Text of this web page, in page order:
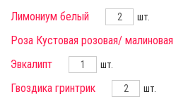
Лимониум белый шт.
Роза Кустовая розовая/ малиновая
Эвкалипт шт.
Гвоздика гринтрик шт.